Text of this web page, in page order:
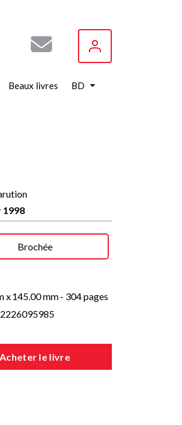
Beaux livres BD
1998
Brochée
x145.00 mm- 304 pages
Acheter le livre